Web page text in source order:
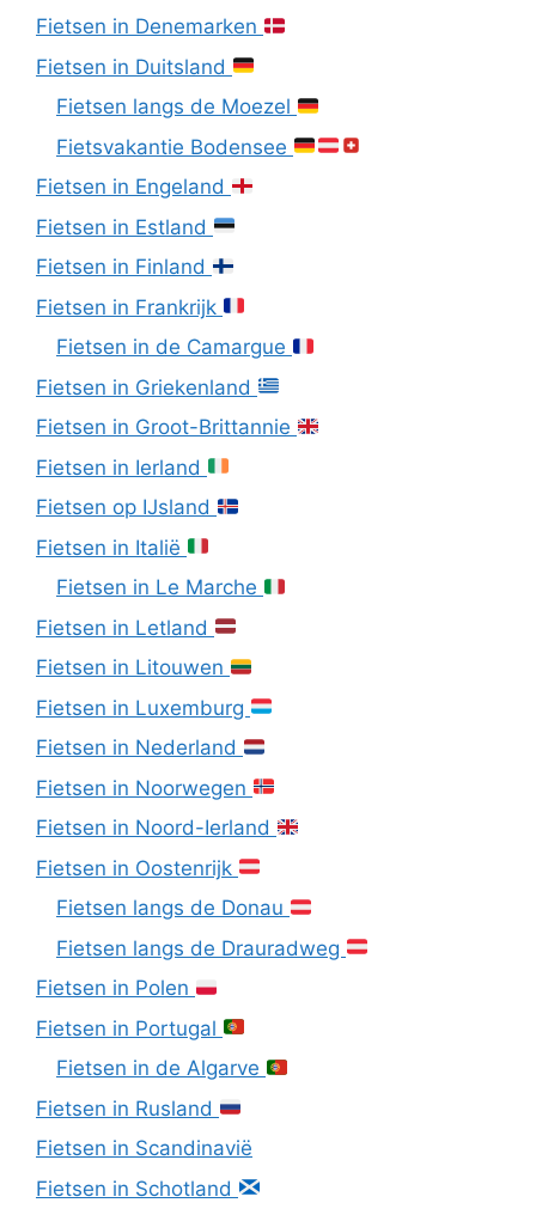
Fietsen in Denemarken
Fietsen in Duitsland
Fietsen langs de Moezel
Fietsvakantie Bodensee
Fietsen in Engeland
Fietsen in Estland
Fietsen in Finland
Fietsen in Frankrijk
Fietsen in de Camargue
Fietsen in Griekenland
Fietsen in Groot-Brittannie
Fietsen in Ierland
Fietsen op IJsland
Fietsen in Italië
Fietsen in Le Marche
Fietsen in Letland
Fietsen in Litouwen
Fietsen in Luxemburg
Fietsen in Nederland
Fietsen in Noorwegen
Fietsen in Noord-Ierland
Fietsen in Oostenrijk
Fietsen langs de Donau
Fietsen langs de Drauradweg
Fietsen in Polen
Fietsen in Portugal
Fietsen in de Algarve
Fietsen in Rusland
Fietsen in Scandinavië
Fietsen in Schotland